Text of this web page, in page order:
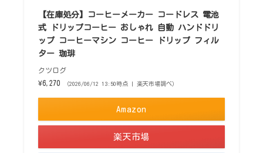
【在庫処分】コーヒーメーカー コードレス 電池
式 ドリップコーヒー おしゃれ 自動 ハンドドリ
ップ コーヒーマシン コーヒー ドリップ フィル
ター 珈琲
クツログ
¥6,270
（2026/06/12 13:50時点 | 楽天市場調べ）
Amazon
楽天市場